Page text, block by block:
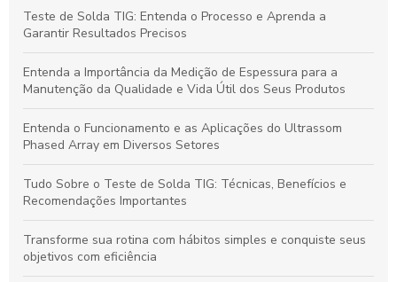
Teste de Solda TIG: Entenda o Processo e Aprenda a
Garantir Resultados Precisos
Entenda a Importância da Medição de Espessura para a
Manutenção da Qualidade e Vida Útil dos Seus Produtos
Entenda o Funcionamento e as Aplicações do Ultrassom
Phased Array em Diversos Setores
Tudo Sobre o Teste de Solda TIG: Técnicas, Benefícios e
Recomendações Importantes
Transforme sua rotina com hábitos simples e conquiste seus
objetivos com eficiência